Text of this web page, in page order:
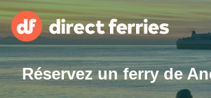
Compagnies de ferry
Réservez un ferry de